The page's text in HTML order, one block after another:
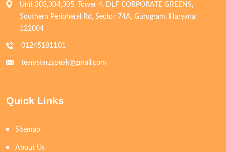
Unit 303,304,305, Tower 4, DLF CORPORATE GREENS,
Southern Peripheral Rd, Sector 74A, Gurugram, Haryana
122004
01245181101
teamstarzspeak@gmail.com
Quick Links
Sitemap
About Us